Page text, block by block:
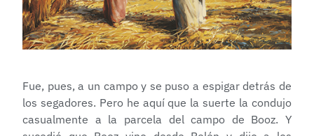
Fue, pues, a un campo y se puso a espigar detrás de
los segadores. Pero he aquí que la suerte la condujo
casualmente a la parcela del campo de Booz. Y